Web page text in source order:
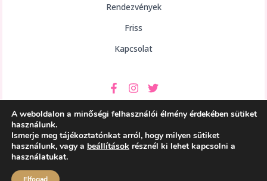
Rendezvények
Friss
Kapcsolat
Copyright © 2026 aHely Étterem
A weboldalon a minőségi felhasználói élmény érdekében sütiket
használunk.
Ismerje meg tájékoztatónkat arról, hogy milyen sütiket
használunk, vagy a beállítások résznél ki lehet kapcsolni a
használatukat.